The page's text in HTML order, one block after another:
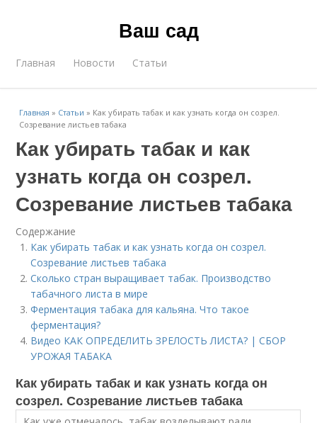
Ваш сад
Главная Новости Статьи
Главная » Статьи » Как убирать табак и как узнать когда он созрел.
Созревание листьев табака
Как убирать табак и как
узнать когда он созрел.
Созревание листьев табака
Содержание
Как убирать табак и как узнать когда он созрел.
Созревание листьев табака
Сколько стран выращивает табак. Производство
табачного листа в мире
Ферментация табака для кальяна. Что такое
ферментация?
Видео КАК ОПРЕДЕЛИТЬ ЗРЕЛОСТЬ ЛИСТА? | СБОР
УРОЖАЯ ТАБАКА
Как убирать табак и как узнать когда он
созрел. Созревание листьев табака